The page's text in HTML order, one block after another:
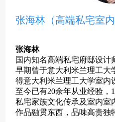
张海林（高端私宅室内
张海林
国内知名高端私宅府邸设计
早期曾于意大利米兰理工大
得意大利米兰理工大学室内
至今已有20余年从业经验，
私宅家族文化传承及室内室
作品融贯东西，品味高贵独